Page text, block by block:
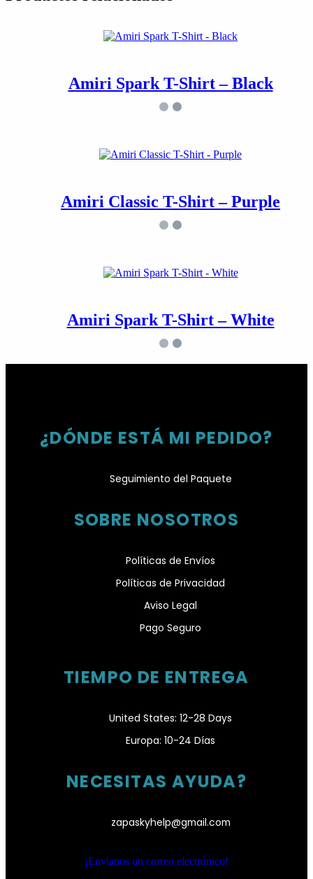
Amiri Spark T-Shirt – Black
Amiri Classic T-Shirt – Purple
Amiri Spark T-Shirt – White
¿DÓNDE ESTÁ MI PEDIDO?
Seguimiento del Paquete
SOBRE NOSOTROS
Políticas de Envíos
Políticas de Privacidad
Aviso Legal
Pago Seguro
TIEMPO DE ENTREGA
United States: 12-28 Days
Europa: 10-24 Días
NECESITAS AYUDA?
zapaskyhelp@gmail.com​
¡Envíanos un correo electrónico!